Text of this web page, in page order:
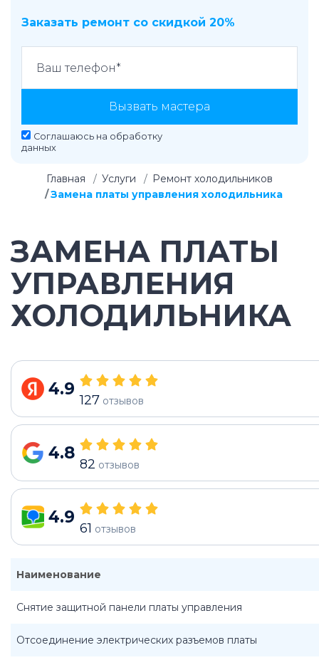
Заказать ремонт со скидкой 20%
Вызвать мастера
Соглашаюсь на обработку
данных
Главная Услуги
Ремонт холодильников
Замена платы управления холодильника
ЗАМЕНА ПЛАТЫ
УПРАВЛЕНИЯ
ХОЛОДИЛЬНИКА
4.9
127 отзывов
4.8
82 отзывов
4.9
61 отзывов
Наименование
Снятие защитной панели платы управления
Отсоединение электрических разъемов платы